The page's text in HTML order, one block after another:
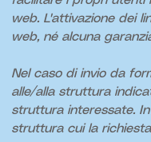
web. L'attivazione dei
web, né alcuna
Nel caso di invio da
alle/alla struttura
struttura interessate.
struttura cui la